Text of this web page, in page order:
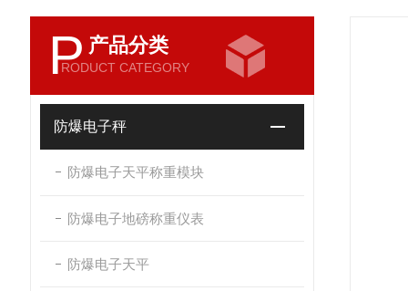
P 产品分类
RODUCT CATEGORY
防爆电子秤
防爆电子天平称重模块
防爆电子地磅称重仪表
防爆电子天平